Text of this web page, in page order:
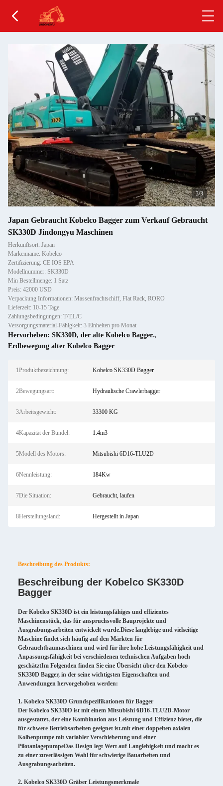
1/3
Japan Gebraucht Kobelco Bagger zum Verkauf Gebraucht
SK330D Jindongyu Maschinen
Herkunftsort: Japan
Markenname: Kobelco
Zertifizierung: CE IOS EPA
Modellnummer: SK330D
Min Bestellmenge: 1 Satz
Preis: 42000 USD
Verpackung Informationen: Massenfrachtschiff, Flat Rack, RORO
Lieferzeit: 10-15 Tage
Zahlungsbedingungen: T/T,L/C
Versorgungsmaterial-Fähigkeit: 3 Einheiten pro Monat
Hervorheben: SK330D, der alte Kobelco Bagger.,
Erdbewegung alter Kobelco Bagger
1Produktbezeichnung: Kobelco SK330D Bagger
2Bewegungsart: Hydraulische Crawlerbagger
3Arbeitsgewicht: 33300 KG
4Kapazität der Bündel: 1.4m3
5Modell des Motors: Mitsubishi 6D16-TLU2D
6Nennleistung: 184Kw
7Die Situation: Gebraucht, laufen
8Herstellungsland: Hergestellt in Japan
Beschreibung des Produkts:
Beschreibung der Kobelco SK330D
Bagger
Der Kobelco SK330D ist ein leistungsfähiges und effizientes
Maschinenstück, das für anspruchsvolle Bauprojekte und
Ausgrabungsarbeiten entwickelt wurde.Diese langlebige und vielseitige
Maschine findet sich häufig auf den Märkten für
Gebrauchtbaumaschinen und wird für ihre hohe Leistungsfähigkeit und
Anpassungsfähigkeit bei verschiedenen technischen Aufgaben hoch
geschätztIm Folgenden finden Sie eine Übersicht über den Kobelco
SK330D Bagger, in der seine wichtigsten Eigenschaften und
Anwendungen hervorgehoben werden:
1. Kobelco SK330D Grundspezifikationen für Bagger
Der Kobelco SK330D ist mit einem Mitsubishi 6D16-TLU2D-Motor
ausgestattet, der eine Kombination aus Leistung und Effizienz bietet, die
für schwere Betriebsarbeiten geeignet ist.mit einer doppelten axialen
Kolbenpumpe mit variabler Verschieberung und einer
PilotanlagepumpeDas Design legt Wert auf Langlebigkeit und macht es
zu einer zuverlässigen Wahl für schwierige Bauarbeiten und
Ausgrabungsarbeiten.
2. Kobelco SK330D Gräber Leistungsmerkmale